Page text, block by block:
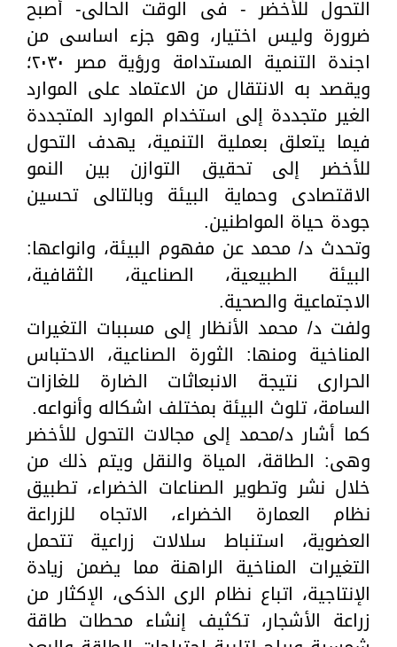
التحول للأخضر - فى الوقت الحالى- أصبح
ضرورة وليس اختيار، وهو جزء اساسى من
اجندة التنمية المستدامة ورؤية مصر ٢٠٣٠؛
ويقصد به الانتقال من الاعتماد على الموارد
الغير متجددة إلى استخدام الموارد المتجددة
فيما يتعلق بعملية التنمية، يهدف التحول
للأخضر إلى تحقيق التوازن بين النمو
الاقتصادى وحماية البيئة وبالتالى تحسين
جودة حياة المواطنين.
وتحدث د/ محمد عن مفهوم البيئة، وانواعها:
البيئة الطبيعية، الصناعية، الثقافية،
الاجتماعية والصحية.
ولفت د/ محمد الأنظار إلى مسببات التغيرات
المناخية ومنها: الثورة الصناعية، الاحتباس
الحرارى نتيجة الانبعاثات الضارة للغازات
السامة، تلوث البيئة بمختلف اشكاله وأنواعه.
كما أشار د/محمد إلى مجالات التحول للأخضر
وهى: الطاقة، المياة والنقل ويتم ذلك من
خلال نشر وتطوير الصناعات الخضراء، تطبيق
نظام العمارة الخضراء، الاتجاه للزراعة
العضوية، استنباط سلالات زراعية تتحمل
التغيرات المناخية الراهنة مما يضمن زيادة
الإنتاجية، اتباع نظام الرى الذكى، الإكثار من
زراعة الأشجار، تكثيف إنشاء محطات طاقة